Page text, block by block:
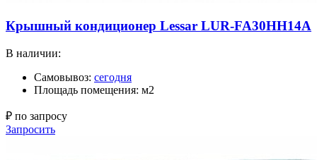
Крышный кондиционер Lessar LUR-FA30HH14A
В наличии:
Самовывоз: сегодня
Площадь помещения: м2
₽ по запросу
Запросить